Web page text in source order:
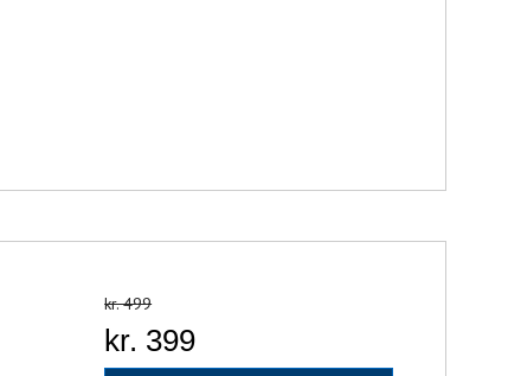
kr. 499
kr. 399